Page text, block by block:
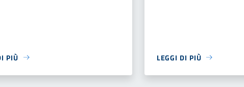
PIÙ LEGGI DI PIÙ